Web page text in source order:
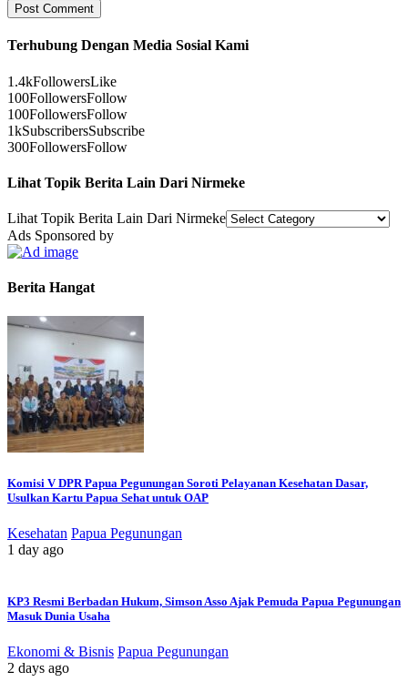
Terhubung Dengan Media Sosial Kami
1.4kFollowersLike
100FollowersFollow
100FollowersFollow
1kSubscribersSubscribe
300FollowersFollow
Lihat Topik Berita Lain Dari Nirmeke
Lihat Topik Berita Lain Dari Nirmeke
Ads Sponsored by
Berita Hangat
Komisi V DPR Papua Pegunungan Soroti Pelayanan Kesehatan Dasar,
Usulkan Kartu Papua Sehat untuk OAP
Kesehatan Papua Pegunungan
1 day ago
KP3 Resmi Berbadan Hukum, Simson Asso Ajak Pemuda Papua Pegunungan
Masuk Dunia Usaha
Ekonomi & Bisnis Papua Pegunungan
2 days ago